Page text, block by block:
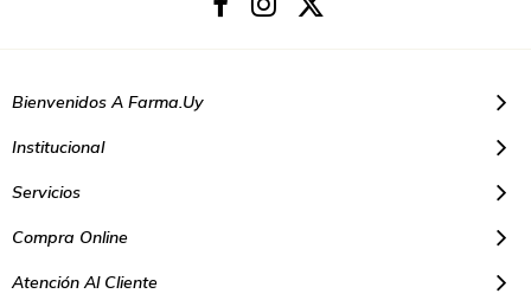
Bienvenidos A Farma.uy
Institucional
Servicios
Compra Online
Atención Al Cliente